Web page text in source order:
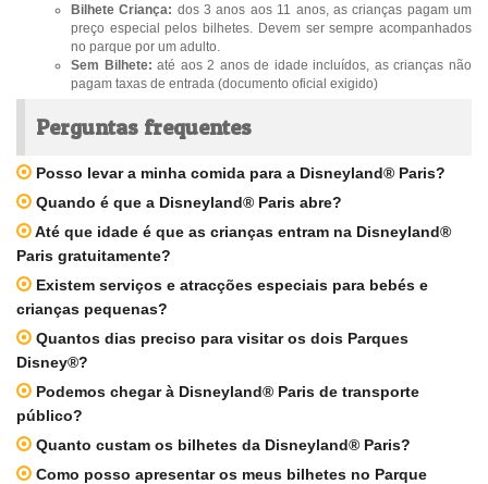
Bilhete Criança: dos 3 anos aos 11 anos, as crianças pagam um
preço especial pelos bilhetes. Devem ser sempre acompanhados
no parque por um adulto.
Sem Bilhete: até aos 2 anos de idade incluídos, as crianças não
pagam taxas de entrada (documento oficial exigido)
Perguntas frequentes
Posso levar a minha comida para a Disneyland® Paris?
Quando é que a Disneyland® Paris abre?
Até que idade é que as crianças entram na Disneyland®
Paris gratuitamente?
Existem serviços e atracções especiais para bebés e
crianças pequenas?
Quantos dias preciso para visitar os dois Parques
Disney®?
Podemos chegar à Disneyland® Paris de transporte
público?
Quanto custam os bilhetes da Disneyland® Paris?
Como posso apresentar os meus bilhetes no Parque